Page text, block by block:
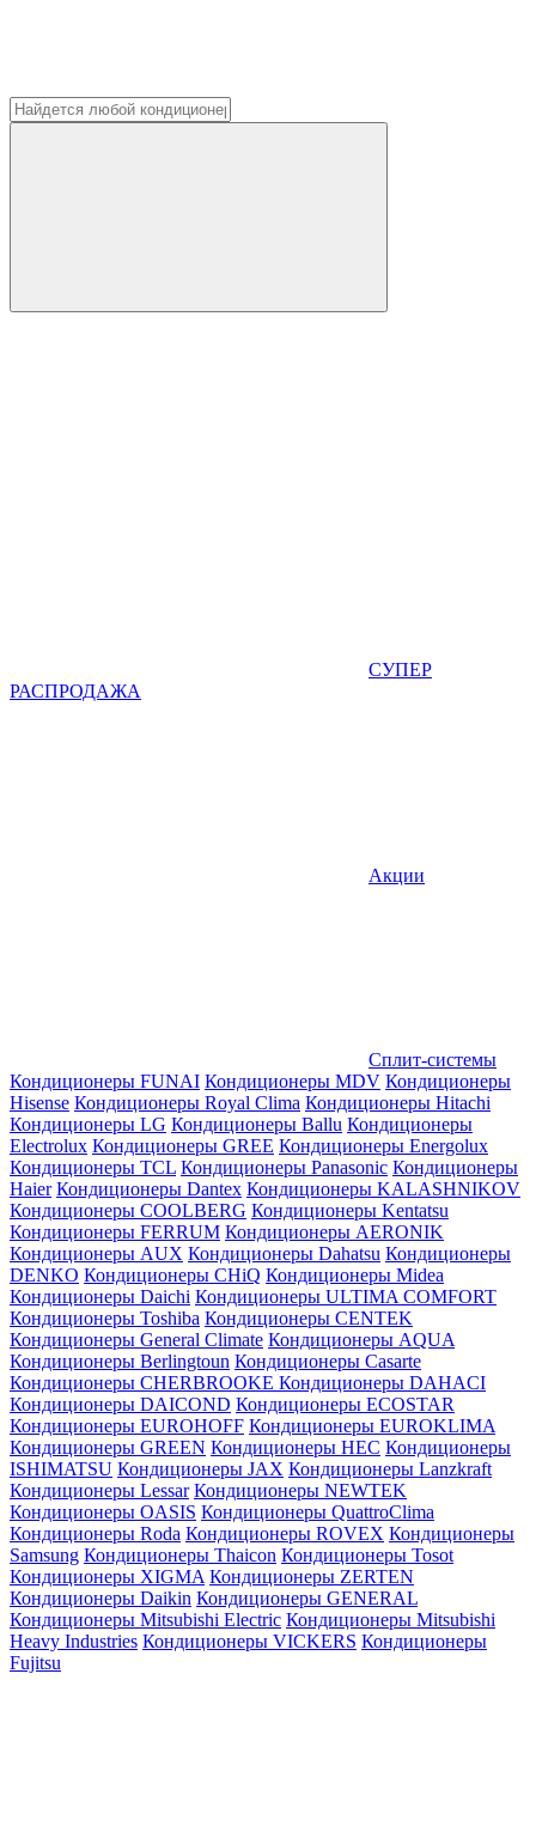
СУПЕР
РАСПРОДАЖА
Акции
Сплит-системы
Кондиционеры FUNAI Кондиционеры MDV Кондиционеры
Hisense Кондиционеры Royal Clima Кондиционеры Hitachi
Кондиционеры LG Кондиционеры Ballu Кондиционеры
Electrolux Кондиционеры GREE Кондиционеры Energolux
Кондиционеры TCL Кондиционеры Panasonic Кондиционеры
Haier Кондиционеры Dantex Кондиционеры KALASHNIKOV
Кондиционеры СOOLBERG Кондиционеры Kentatsu
Кондиционеры FERRUM Кондиционеры AERONIK
Кондиционеры AUX Кондиционеры Dahatsu Кондиционеры
DENKO Кондиционеры CHiQ Кондиционеры Midea
Кондиционеры Daichi Кондиционеры ULTIMA COMFORT
Кондиционеры Toshiba Кондиционеры CENTEK
Кондиционеры General Climate Кондиционеры AQUA
Кондиционеры Berlingtoun Кондиционеры Casarte
Кондиционеры CHERBROOKE Кондиционеры DAHACI
Кондиционеры DAICOND Кондиционеры ECOSTAR
Кондиционеры EUROHOFF Кондиционеры EUROKLIMA
Кондиционеры GREEN Кондиционеры HEC Кондиционеры
ISHIMATSU Кондиционеры JAX Кондиционеры Lanzkraft
Кондиционеры Lessar Кондиционеры NEWTEK
Кондиционеры OASIS Кондиционеры QuattroClima
Кондиционеры Roda Кондиционеры ROVEX Кондиционеры
Samsung Кондиционеры Thaicon Кондиционеры Tosot
Кондиционеры XIGMA Кондиционеры ZERTEN
Кондиционеры Daikin Кондиционеры GENERAL
Кондиционеры Mitsubishi Electric Кондиционеры Mitsubishi
Heavy Industries Кондиционеры VICKERS Кондиционеры
Fujitsu